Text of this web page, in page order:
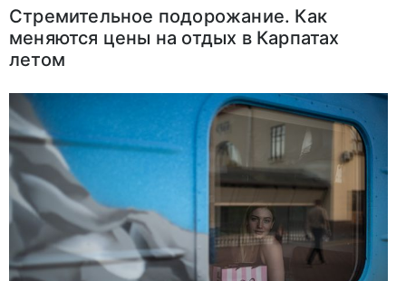
Стремительное подорожание. Как
меняются цены на отдых в Карпатах
летом